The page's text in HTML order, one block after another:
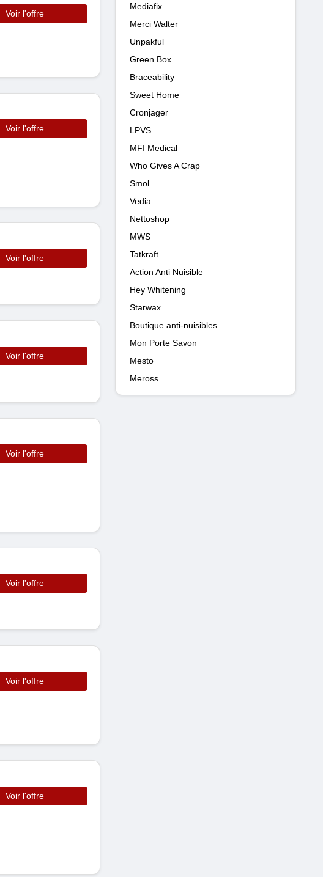
Voir l'offre
Voir l'offre
Voir l'offre
Voir l'offre
Voir l'offre
Voir l'offre
Voir l'offre
Voir l'offre
Mediafix
Merci Walter
Unpakful
Green Box
Braceability
Sweet Home
Cronjager
LPVS
MFI Medical
Who Gives A Crap
Smol
Vedia
Nettoshop
MWS
Tatkraft
Action Anti Nuisible
Hey Whitening
Starwax
Boutique anti-nuisibles
Mon Porte Savon
Mesto
Meross